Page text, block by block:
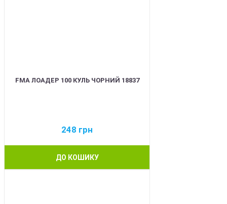
FMA ЛОАДЕР 100 КУЛЬ ЧОРНИЙ 18837
248 грн
ДО КОШИКУ